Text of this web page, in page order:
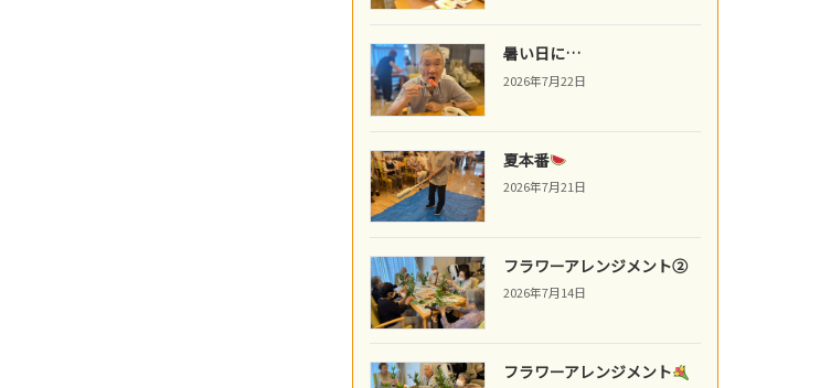
暑い日に…
2026年7月22日
夏本番
2026年7月21日
フラワーアレンジメント②
2026年7月14日
フラワーアレンジメント